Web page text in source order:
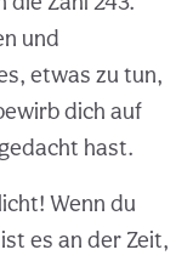
und
etwas zu tun,
dich auf
hast.
Wenn du
es an der Zeit,